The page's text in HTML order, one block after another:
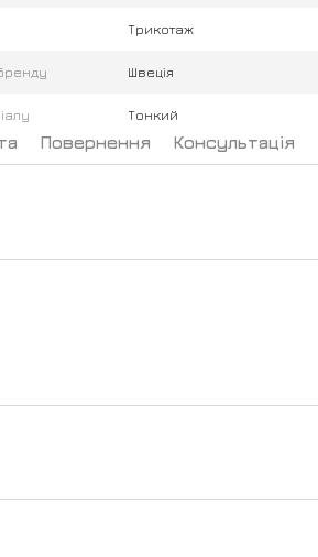
Трикотаж
Швеція
Тонкий
Повернення Консультація